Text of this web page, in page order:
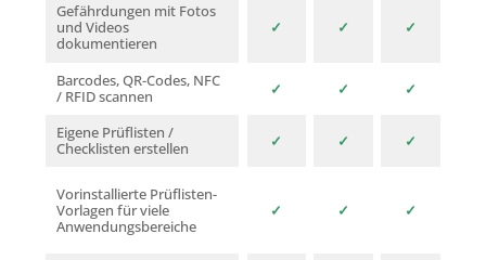
Gefährdungen mit Fotos
und Videos
dokumentieren
Barcodes, QR-Codes, NFC
/ RFID scannen
Eigene Prüflisten /
Checklisten erstellen
Vorinstallierte Prüflisten-
Vorlagen für viele
Anwendungsbereiche
✓
✓
✓
✓
✓
✓
✓
✓
✓
✓
✓
✓